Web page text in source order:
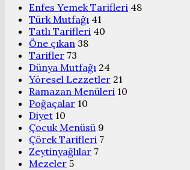
Enfes Yemek Tarifleri 48
Türk Mutfağı 41
Tatlı Tarifleri 40
Öne çıkan 38
Tarifler 73
Dünya Mutfağı 24
Yöresel Lezzetler 21
Ramazan Menüleri 10
Poğaçalar 10
Diyet 10
Çocuk Menüsü 9
Çörek Tarifleri 7
Zeytinyağlılar 7
Mezeler 5